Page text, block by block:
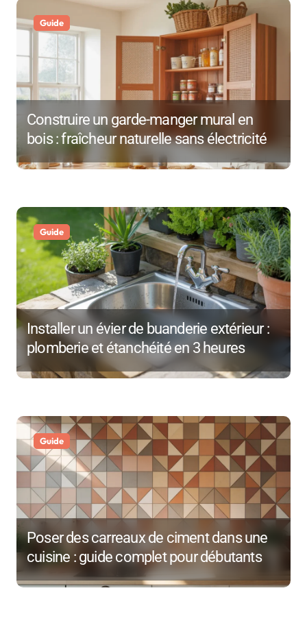
a
t
i
o
n
d
l
’
a
r
t
i
l
e
Guide
Construire un garde-manger mural en
bois : fraîcheur naturelle sans électricité
Guide
Installer un évier de buanderie extérieur :
plomberie et étanchéité en 3 heures
Guide
Poser des carreaux de ciment dans une
cuisine : guide complet pour débutants